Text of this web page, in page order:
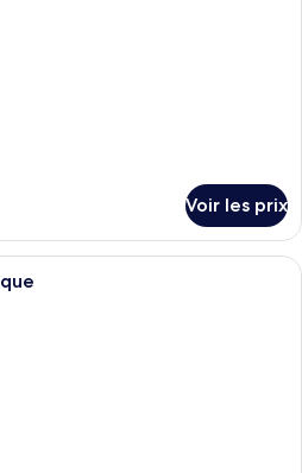
Voir les prix
Une chambre à coucher